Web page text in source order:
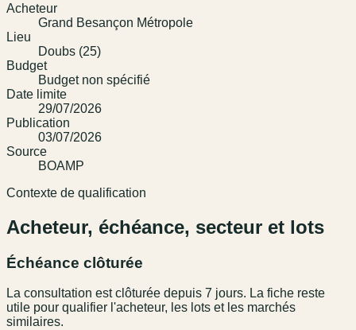
Acheteur
Grand Besançon Métropole
Lieu
Doubs (25)
Budget
Budget non spécifié
Date limite
29/07/2026
Publication
03/07/2026
Source
BOAMP
Contexte de qualification
Acheteur, échéance, secteur et lots
Échéance clôturée
La consultation est clôturée depuis 7 jours. La fiche reste
utile pour qualifier l'acheteur, les lots et les marchés
similaires.